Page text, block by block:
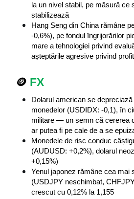
la un nivel stabil, pe măsură ce
stabilizează
Hang Seng din China rămâne
-0,6%), pe fondul îngrijorărilor
mare a tehnologiei privind
așteptările agresive privind
🪙 FX
Dolarul american se
monedelor (USDIDX: -0,1), în
militare — un semn că cererea
ar putea fi pe cale de a se
Monedele de risc conduc
(AUDUSD: +0,2%), dolarul
+0,15%)
Yenul japonez rămâne cea mai
(USDJPY neschimbat,
crescut cu 0,12% la 1,155